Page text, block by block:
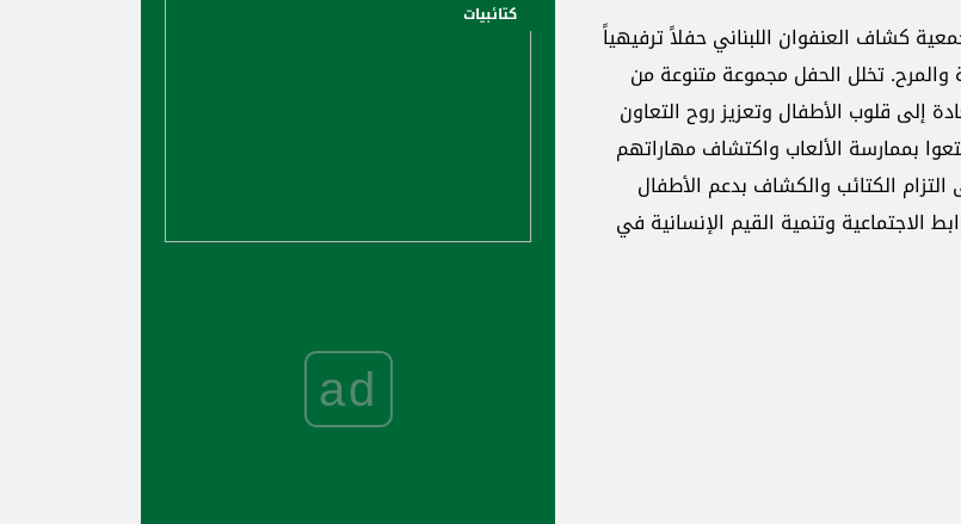
كشاف العنفوان اللبناني حفلاً ترفيهياً
والمرح. تخلل الحفل مجموعة متنوعة من
إلى قلوب الأطفال وتعزيز روح التعاون
بممارسة الألعاب واكتشاف مهاراتهم
التزام الكتائب والكشاف بدعم الأطفال
الاجتماعية وتنمية القيم الإنسانية في
كتائبيات
ad